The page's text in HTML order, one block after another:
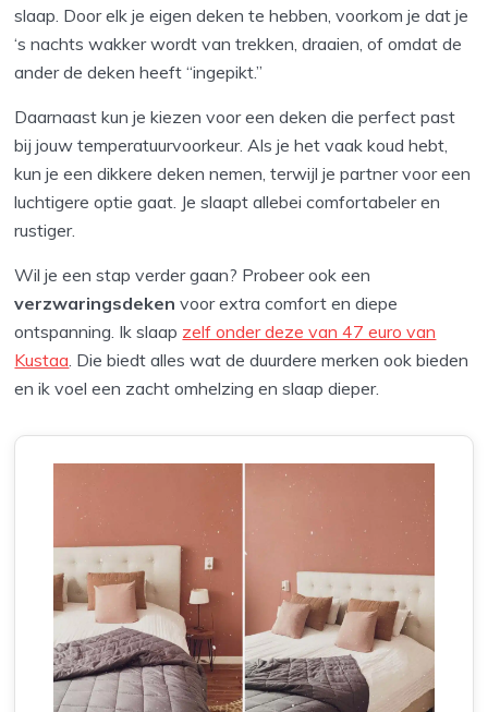
slaap. Door elk je eigen deken te hebben, voorkom je dat je
‘s nachts wakker wordt van trekken, draaien, of omdat de
ander de deken heeft “ingepikt.”
Daarnaast kun je kiezen voor een deken die perfect past
bij jouw temperatuurvoorkeur. Als je het vaak koud hebt,
kun je een dikkere deken nemen, terwijl je partner voor een
luchtigere optie gaat. Je slaapt allebei comfortabeler en
rustiger.
Wil je een stap verder gaan? Probeer ook een
verzwaringsdeken voor extra comfort en diepe
ontspanning. Ik slaap zelf onder deze van 47 euro van
Kustaa. Die biedt alles wat de duurdere merken ook bieden
en ik voel een zacht omhelzing en slaap dieper.